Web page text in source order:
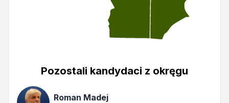
Pozostali kandydaci z okręgu
Roman Madej